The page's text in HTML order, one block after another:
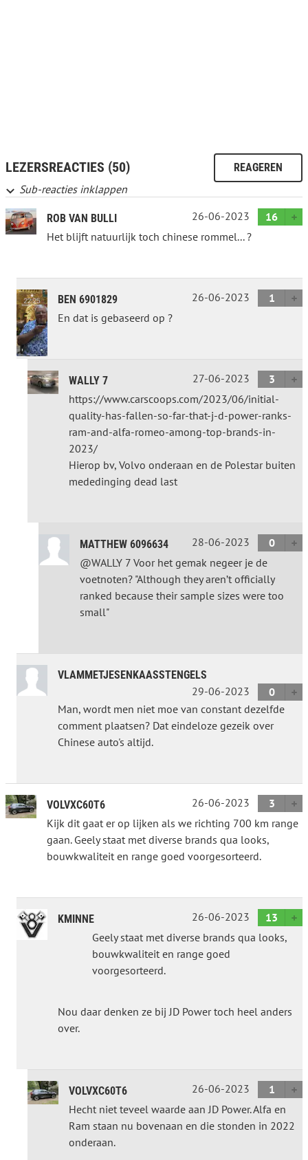
LEZERSREACTIES (50) REAGEREN
Sub-reacties inklappen
ROB VAN BULLI 26-06-2023
16
Het blijft natuurlijk toch chinese rommel... ?
BEN 6901829 26-06-2023
1
En dat is gebaseerd op ?
WALLY 7 27-06-2023
3
https://www.carscoops.com/2023/06/initial-
quality-has-fallen-so-far-that-j-d-power-ranks-
ram-and-alfa-romeo-among-top-brands-in-
2023/
Hierop bv, Volvo onderaan en de Polestar buiten
mededinging dead last
MATTHEW 6096634 28-06-2023
0
@WALLY 7 Voor het gemak negeer je de
voetnoten? "Although they aren’t officially
ranked because their sample sizes were too
small"
VLAMMETJESENKAASSTENGELS
29-06-2023
0
Man, wordt men niet moe van constant dezelfde
comment plaatsen? Dat eindeloze gezeik over
Chinese auto's altijd.
VOLVXC60T6 26-06-2023
3
Kijk dit gaat er op lijken als we richting 700 km range
gaan. Geely staat met diverse brands qua looks,
bouwkwaliteit en range goed voorgesorteerd.
KMINNE 26-06-2023
13
Geely staat met diverse brands qua looks,
bouwkwaliteit en range goed
voorgesorteerd.
Nou daar denken ze bij JD Power toch heel anders
over.
VOLVXC60T6 26-06-2023
1
Hecht niet teveel waarde aan JD Power. Alfa en
Ram staan nu bovenaan en die stonden in 2022
onderaan.